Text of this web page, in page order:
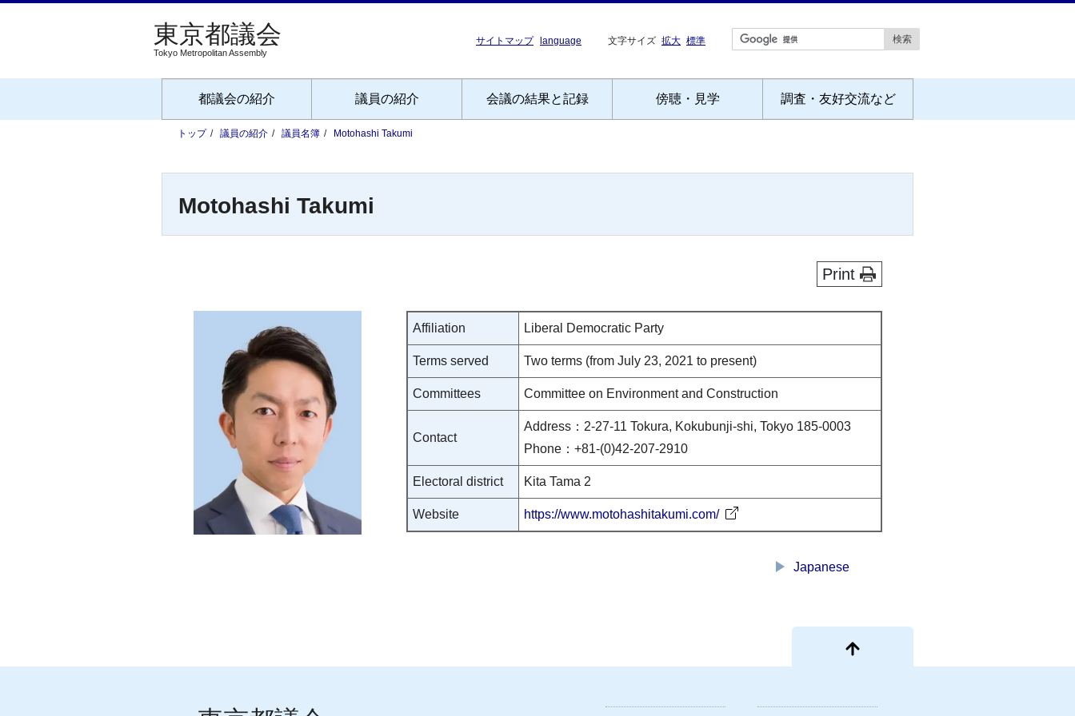
Tokyo Metropolitan Assembly
サイトマップ language 文字サイズ 拡大 標準
都議会の紹介 議員の紹介 会議の結果と記録 傍聴・見学 調査・友好交流など
トップ 議員の紹介 議員名簿 Motohashi Takumi
Motohashi Takumi
Print
Affiliation Liberal Democratic Party
Terms served Two terms (from July 23, 2021 to present)
Committees Committee on Environment and Construction
Contact
Address：2-27-11 Tokura, Kokubunji-shi, Tokyo 185-0003
Phone：+81-(0)42-207-2910
Electoral district Kita Tama 2
Website https://www.motohashitakumi.com/
play_arrow Japanese